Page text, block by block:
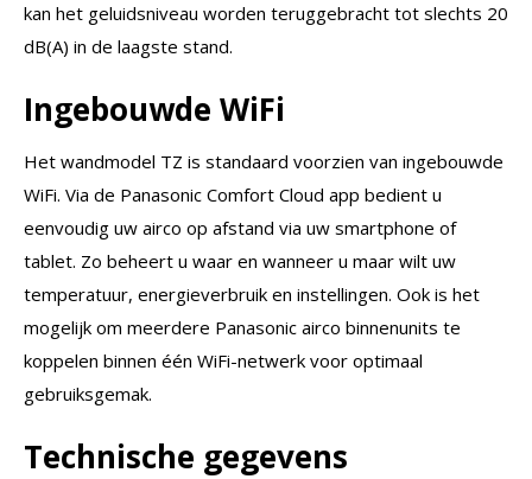
kan het geluidsniveau worden teruggebracht tot slechts 20
dB(A) in de laagste stand.
Ingebouwde WiFi
Het wandmodel TZ is standaard voorzien van ingebouwde
WiFi. Via de Panasonic Comfort Cloud app bedient u
eenvoudig uw airco op afstand via uw smartphone of
tablet. Zo beheert u waar en wanneer u maar wilt uw
temperatuur, energieverbruik en instellingen. Ook is het
mogelijk om meerdere Panasonic airco binnenunits te
koppelen binnen één WiFi-netwerk voor optimaal
gebruiksgemak.
Technische gegevens